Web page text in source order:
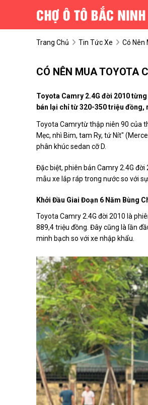
Trang Chủ Tin Tức Xe Có Nên
CÓ NÊN MUA TOYOTA
Toyota Camry 2.4G đời 2010
bán lại chỉ từ 320-350 triệu đồng,
Toyota Camrytừ thập niên 90 của
Mẹc, nhì Bim, tam Ry, tứ Nít"
phân khúc sedan cỡ D.
Đặc biệt, phiên bản Camry 2.4G
mẫu xe lắp ráp trong nước so với
Khởi Đầu Giai Đoạn 6 Năm Bùng
Toyota Camry 2.4G đời 2010 là
889,4 triệu đồng. Đây cũng là lần
minh bạch so với xe nhập khẩu.